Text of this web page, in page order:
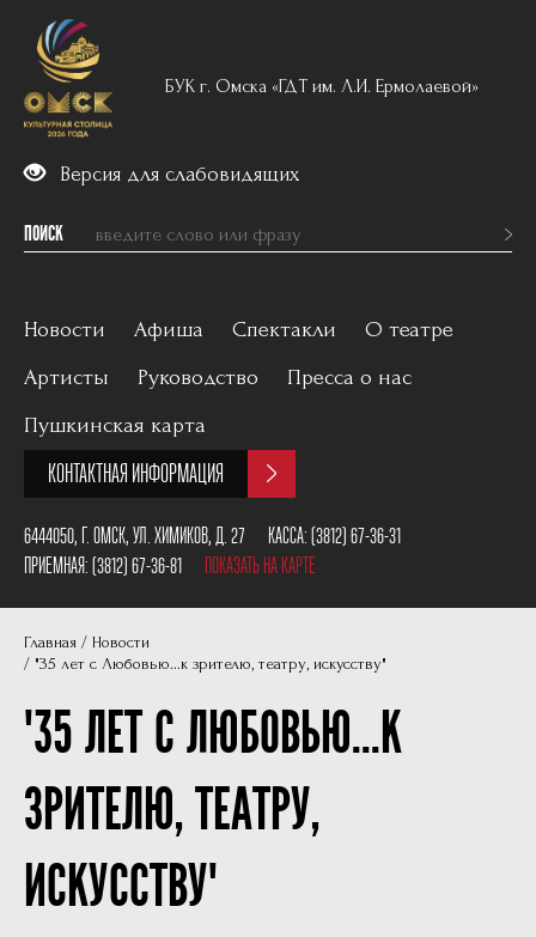
БУК г. Омска «ГДТ им. Л.И. Ермолаевой»
Версия для слабовидящих
ПОИСК
Новости Афиша Спектакли
Вечерний репертуар
Пушкинская карта
О театре
История
Наши партнеры
Учредители
Артисты Руководство
Пресса о нас
Пушкинская карта
КОНТАКТНАЯ ИНФОРМАЦИЯ
6444050, Г. ОМСК, УЛ. ХИМИКОВ, Д. 27 КАССА:(3812) 67-36-31
ПРИЕМНАЯ:(3812) 67-36-81 ПОКАЗАТЬ НА КАРТЕ
Главная
Новости
"35 лет с Любовью...к зрителю, театру, искусству"
"35 ЛЕТ С ЛЮБОВЬЮ...К
ЗРИТЕЛЮ, ТЕАТРУ,
ИСКУССТВУ"